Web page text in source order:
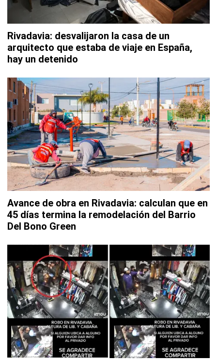
Rivadavia: desvalijaron la casa de un
arquitecto que estaba de viaje en España,
hay un detenido
Avance de obra en Rivadavia: calculan que en
45 días termina la remodelación del Barrio
Del Bono Green